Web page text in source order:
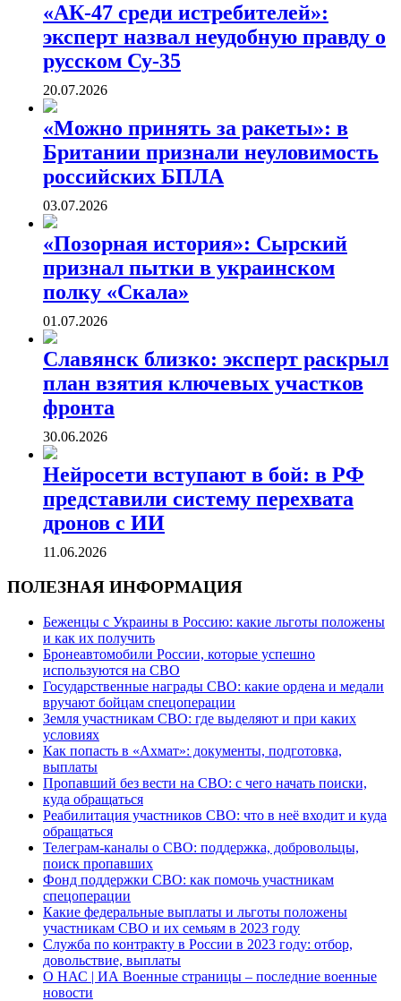
«АК-47 среди истребителей»:
эксперт назвал неудобную правду о
русском Су-35
20.07.2026
«Можно принять за ракеты»: в
Британии признали неуловимость
российских БПЛА
03.07.2026
«Позорная история»: Сырский
признал пытки в украинском
полку «Скала»
01.07.2026
Славянск близко: эксперт раскрыл
план взятия ключевых участков
фронта
30.06.2026
Нейросети вступают в бой: в РФ
представили систему перехвата
дронов с ИИ
11.06.2026
ПОЛЕЗНАЯ ИНФОРМАЦИЯ
Беженцы с Украины в Россию: какие льготы положены
и как их получить
Бронеавтомобили России, которые успешно
используются на СВО
Государственные награды СВО: какие ордена и медали
вручают бойцам спецоперации
Земля участникам СВО: где выделяют и при каких
условиях
Как попасть в «Ахмат»: документы, подготовка,
выплаты
Пропавший без вести на СВО: с чего начать поиски,
куда обращаться
Реабилитация участников СВО: что в неё входит и куда
обращаться
Телеграм-каналы о СВО: поддержка, добровольцы,
поиск пропавших
Фонд поддержки СВО: как помочь участникам
спецоперации
Какие федеральные выплаты и льготы положены
участникам СВО и их семьям в 2023 году
Служба по контракту в России в 2023 году: отбор,
довольствие, выплаты
О НАС | ИА Военные страницы – последние военные
новости